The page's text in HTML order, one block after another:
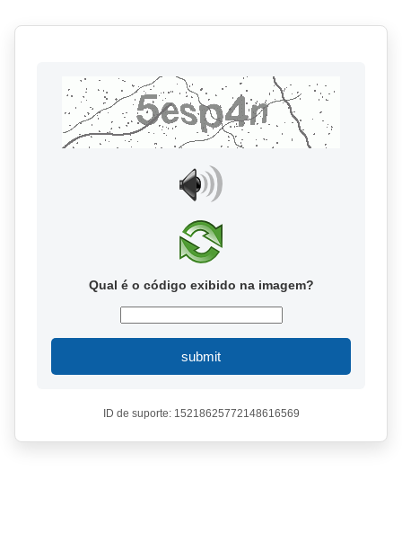
Qual é o código exibido na imagem?
submit
ID de suporte: 15218625772148616569